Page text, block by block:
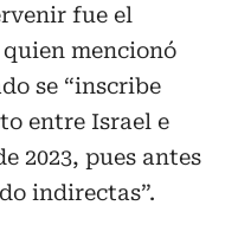
fue el
quien mencionó
se “inscribe
entre Israel e
2023, pues antes
indirectas”.